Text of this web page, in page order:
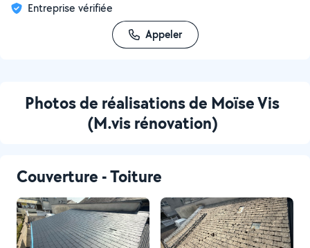
Entreprise vérifiée
Appeler
Photos de réalisations de Moïse Vis
(M.vis rénovation)
Couverture - Toiture